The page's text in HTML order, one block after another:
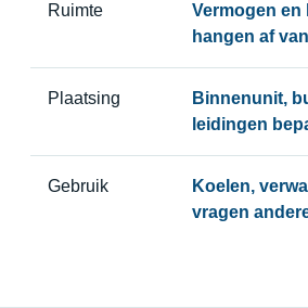
Ruimte
Vermogen
hangen af
Plaatsing
Binnenunit,
leidingen
Gebruik
Koelen,
vragen